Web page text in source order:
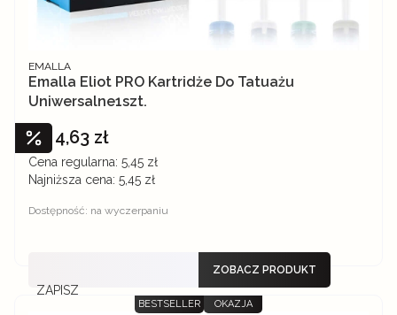
Emalla Eliot PRO Kartridże Do Tatuażu
Uniwersalne1szt.
PRODUCENT
EMALLA
Cena promocyjna
4,63 zł
Cena regularna: 5,45 zł
Najniższa cena: 5,45 zł
Dostępność: na wyczerpaniu
ZAPISZ
ZOBACZ PRODUKT
OKAZJA
BESTSELLER